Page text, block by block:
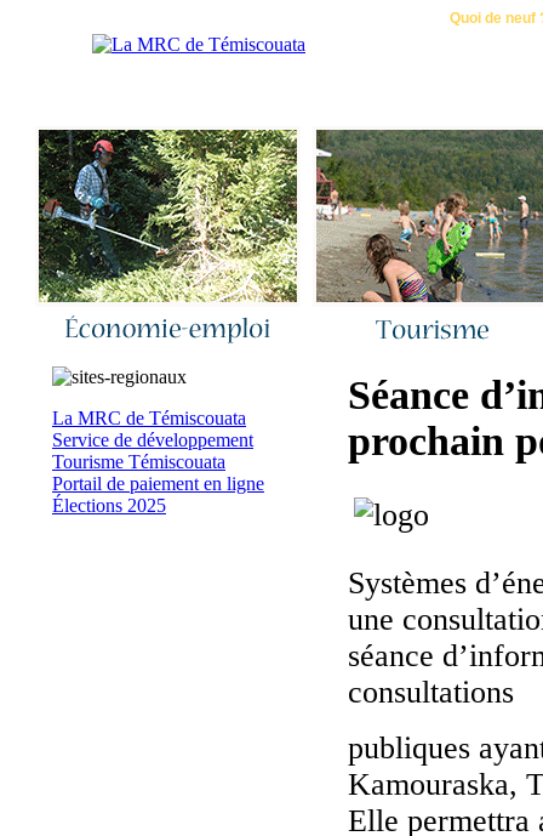
Quoi de neuf
La MRC de Témiscouata
Service de développement
Tourisme Témiscouata
Portail de paiement en ligne
Élections 2025
Séance
prochain
Systèmes
une
séance
consultations
publiques
Kamouraska,
Elle permettra